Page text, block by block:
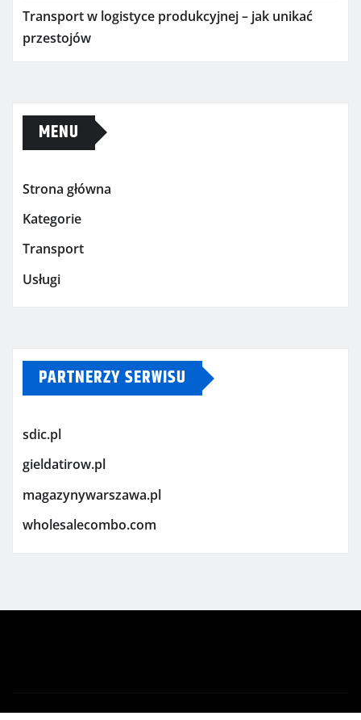
Transport w logistyce produkcyjnej – jak unikać
przestojów
MENU
Strona główna
Kategorie
Transport
Usługi
PARTNERZY SERWISU
sdic.pl
gieldatirow.pl
magazynywarszawa.pl
wholesalecombo.com